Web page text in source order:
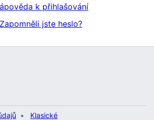
k přihlašování
Zapomněli jste heslo?
Klasické